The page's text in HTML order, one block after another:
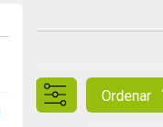
Ordenar